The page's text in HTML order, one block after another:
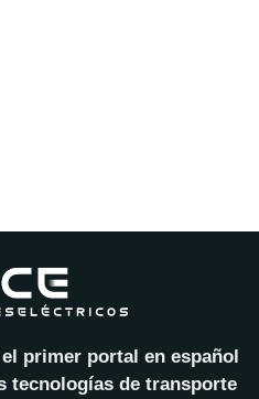
primer portal en español
tecnologías de transporte